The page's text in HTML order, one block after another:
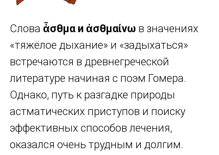
Слова ἆσθμα и ἀσθμαίνω в значениях
«тяжёлое дыхание» и «задыхаться»
встречаются в древнегреческой
литературе начиная с поэм Гомера.
Однако, путь к разгадке природы
астматических приступов и поиску
эффективных способов лечения,
оказался очень трудным и долгим.